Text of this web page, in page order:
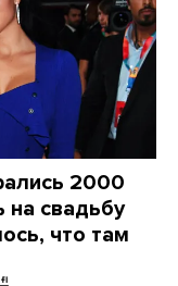
2000
на свадьбу
что там